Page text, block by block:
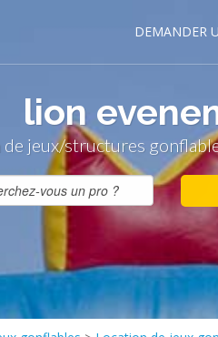
DEMANDER
lion
de jeux/structures